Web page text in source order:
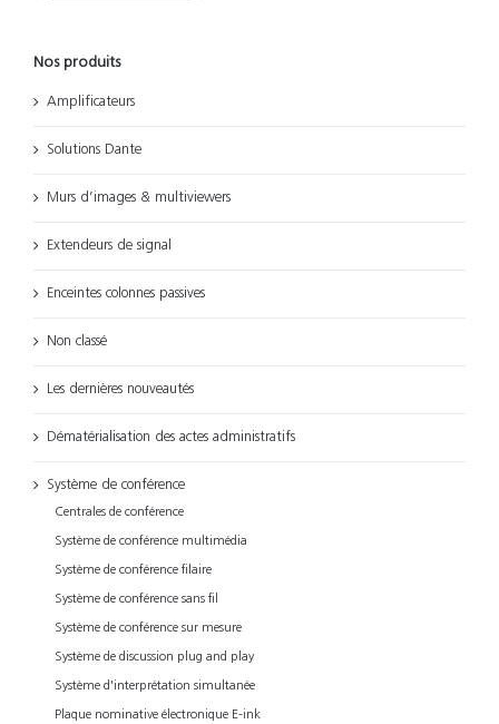
Nos produits
Amplificateurs
Solutions Dante
Murs d’images & multiviewers
Extendeurs de signal
Enceintes colonnes passives
Non classé
Les dernières nouveautés
Dématérialisation des actes administratifs
Système de conférence
Centrales de conférence
Système de conférence multimédia
Système de conférence filaire
Système de conférence sans fil
Système de conférence sur mesure
Système de discussion plug and play
Système d'interprétation simultanée
Plaque nominative électronique E-ink